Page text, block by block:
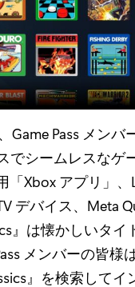
Game Pass メン
でシームレスなゲ
「Xbox アプリ」
デバイス、Meta
』は懐かしいタ
メンバーの皆
』を検索してイ